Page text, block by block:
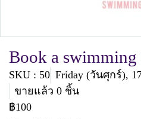
Book a swimming
SKU : 50 Friday (วันศุกร์),
ขายแล้ว 0 ชิ้น
฿100